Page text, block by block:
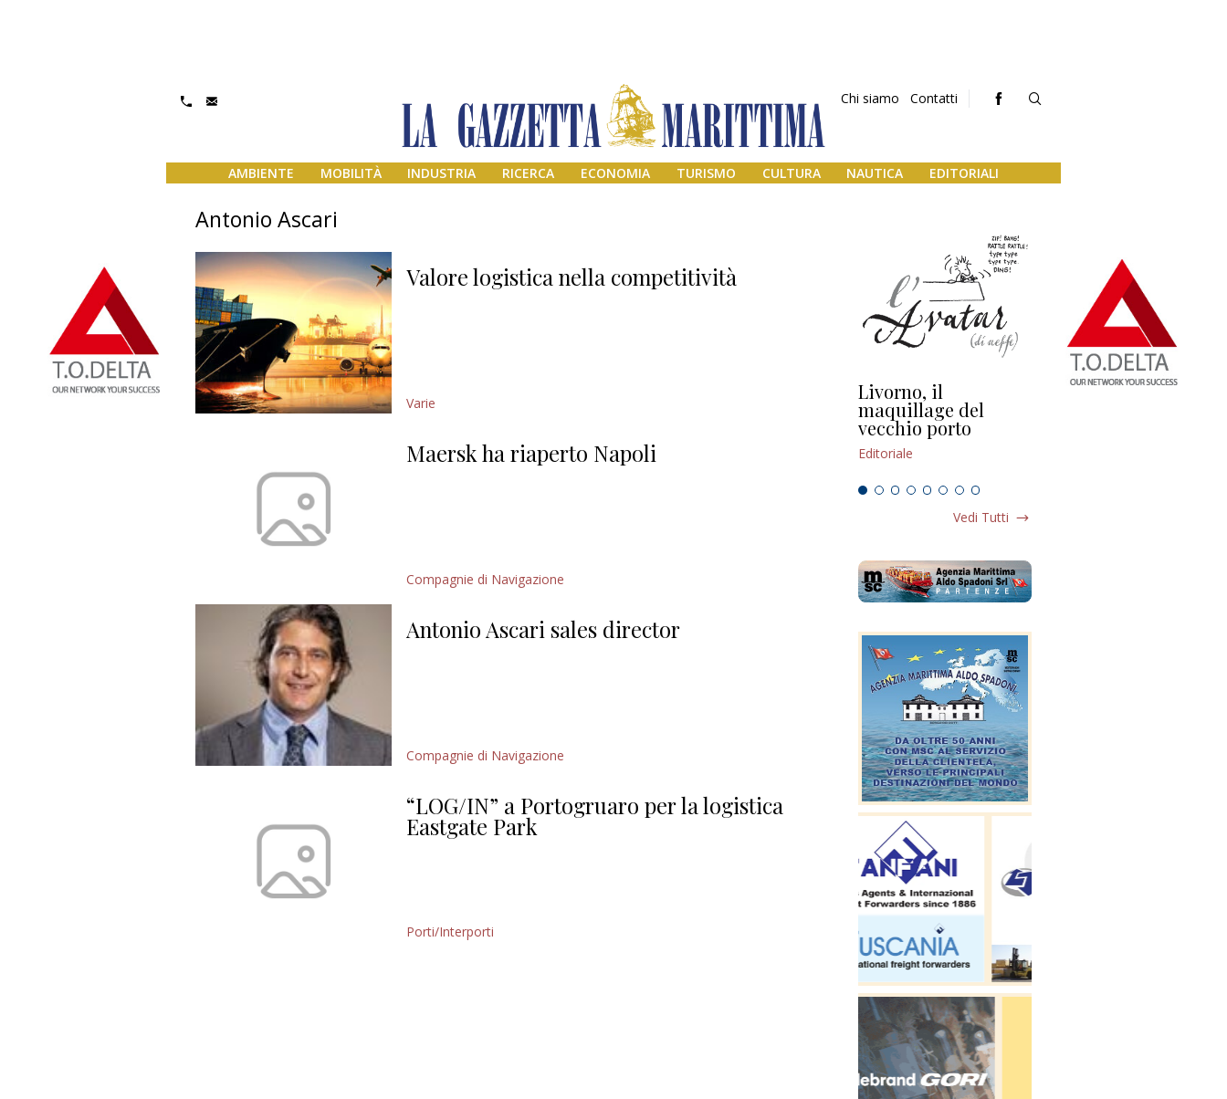
Chi siamo Contatti
AMBIENTE MOBILITÀ INDUSTRIA RICERCA ECONOMIA TURISMO CULTURA NAUTICA EDITORIALI
Antonio Ascari
Valore logistica nella competitività
Varie
Maersk ha riaperto Napoli
Compagnie di Navigazione
Antonio Ascari sales director
Compagnie di Navigazione
“LOG/IN” a Portogruaro per la logistica
Eastgate Park
Porti/Interporti
Livorno, il
maquillage del
vecchio porto
Editoriale
L’uscita di scena di
Vedi Tutti